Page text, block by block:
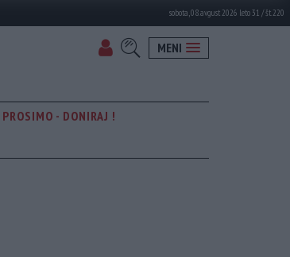
sobota, 08. avgust 2026 leto 31 / št. 220
MENI
PROSIMO - DONIRAJ !